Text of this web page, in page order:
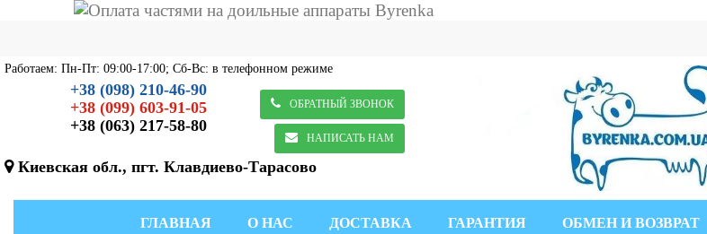
Работаем: Пн-Пт: 09:00-17:00; Сб-Вс: в телефонном режиме
+38 (098) 210-46-90
+38 (099) 603-91-05
+38 (063) 217-58-80
ОБРАТНЫЙ ЗВОНОК
НАПИСАТЬ НАМ
Киевская обл., пгт. Клавдиево-Тарасово
ГЛАВНАЯ О НАС ДОСТАВКА ГАРАНТИЯ ОБМЕН И ВОЗВРАТ